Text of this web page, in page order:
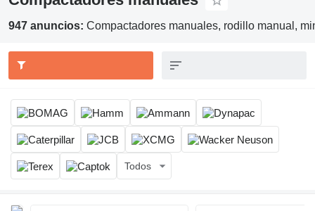
947 anuncios: Compactadores manuales, rodillo manual,
Todos